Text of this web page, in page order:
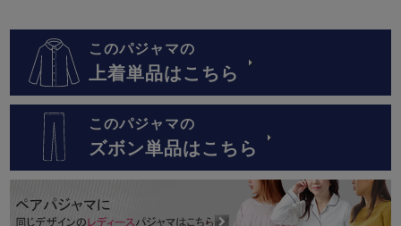
このパジャマの
上着単品はこちら
このパジャマの
ズボン単品はこちら